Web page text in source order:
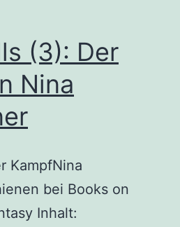
(3): Der
Nina
KampfNina
bei Books on
Inhalt: